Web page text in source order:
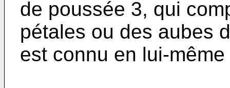
de poussée 3, qui
pétales ou des aubes
est connu en lui-